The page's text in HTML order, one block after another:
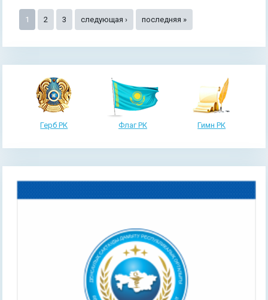
Страницы
1 2 3 следующая › последняя »
Герб РК Флаг РК Гимн РК